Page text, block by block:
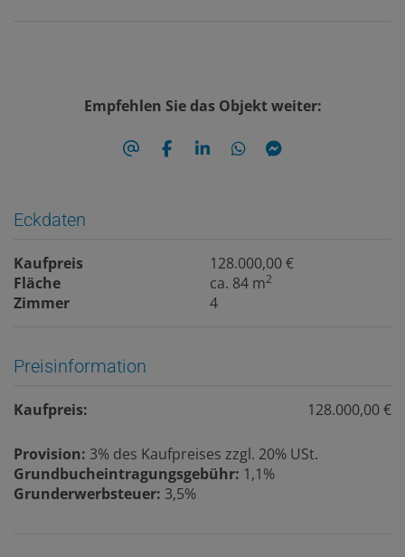
Empfehlen Sie das Objekt weiter:
Eckdaten
Kaufpreis
128.000,00 €
Fläche
ca. 84 m2
Zimmer 4
Preisinformation
Kaufpreis: 128.000,00 €
Provision: 3% des Kaufpreises zzgl. 20% USt.
Grundbucheintragungsgebühr: 1,1%
Grunderwerbsteuer: 3,5%